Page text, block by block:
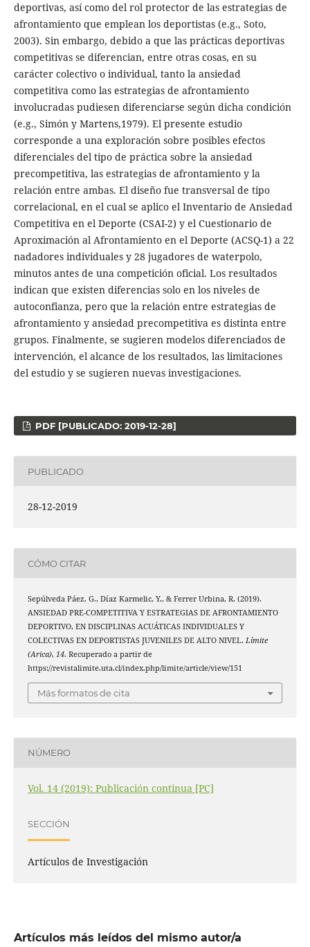
deportivas, así como del rol protector de las estrategias de
afrontamiento que emplean los deportistas (e.g., Soto,
2003). Sin embargo, debido a que las prácticas deportivas
competitivas se diferencian, entre otras cosas, en su
carácter colectivo o individual, tanto la ansiedad
competitiva como las estrategias de afrontamiento
involucradas pudiesen diferenciarse según dicha condición
(e.g., Simón y Martens,1979). El presente estudio
corresponde a una exploración sobre posibles efectos
diferenciales del tipo de práctica sobre la ansiedad
precompetitiva, las estrategias de afrontamiento y la
relación entre ambas. El diseño fue transversal de tipo
correlacional, en el cual se aplico el Inventario de Ansiedad
Competitiva en el Deporte (CSAI-2) y el Cuestionario de
Aproximación al Afrontamiento en el Deporte (ACSQ-1) a 22
nadadores individuales y 28 jugadores de waterpolo,
minutos antes de una competición oficial. Los resultados
indican que existen diferencias solo en los niveles de
autoconfianza, pero que la relación entre estrategias de
afrontamiento y ansiedad precompetitiva es distinta entre
grupos. Finalmente, se sugieren modelos diferenciados de
intervención, el alcance de los resultados, las limitaciones
del estudio y se sugieren nuevas investigaciones.
PDF [PUBLICADO: 2019-12-28]
PUBLICADO
28-12-2019
CÓMO CITAR
Sepúlveda Páez, G., Díaz Karmelic, Y., & Ferrer Urbina, R. (2019).
ANSIEDAD PRE-COMPETITIVA Y ESTRATEGIAS DE AFRONTAMIENTO
DEPORTIVO, EN DISCIPLINAS ACUÁTICAS INDIVIDUALES Y
COLECTIVAS EN DEPORTISTAS JUVENILES DE ALTO NIVEL. Límite
(Arica), 14. Recuperado a partir de
https://revistalimite.uta.cl/index.php/limite/article/view/151
Más formatos de cita
NÚMERO
Vol. 14 (2019): Publicación continua [PC]
SECCIÓN
Artículos de Investigación
Artículos más leídos del mismo autor/a